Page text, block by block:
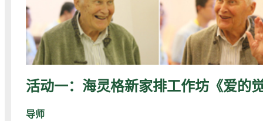
活动一：海灵格新家排工作坊《爱的
导师